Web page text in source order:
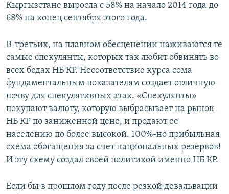
Кыргызстане выросла с 58% на начало 2014 года до
68% на конец сентября этого года.
В-третьих, на плавном обесценении наживаются те
самые спекулянты, которых так любит обвинять во
всех бедах НБ КР. Несоответствие курса сома
фундаментальным показателям создает отличную
почву для спекулятивных атак. «Спекулянты»
покупают валюту, которую выбрасывает на рынок
НБ КР по заниженной цене, и продают ее
населению по более высокой. 100%-но прибыльная
схема обогащения за счет национальных резервов!
И эту схему создал своей политикой именно НБ КР.
Если бы в прошлом году после резкой девальвации